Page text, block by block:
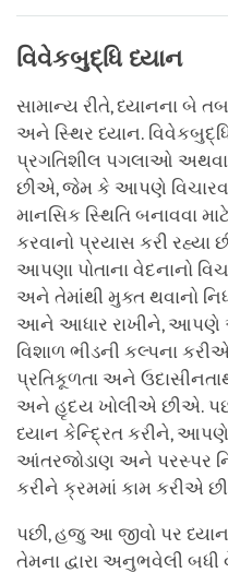
વિવેકબુદ્ધિ ધ્યાન
સામાન્ય રીતે, ધ્યાનના બે
અને સ્થિર ધ્યાન.
પ્રગતિશીલ પગલાઓ અથવા
છીએ, જેમ કે આપણે
માનસિક સ્થિતિ બનાવવા
કરવાનો પ્રયાસ કરી
આપણા પોતાના વેદનાનો
અને તેમાંથી મુક્ત થવાનો
આને આધાર રાખીને, આપણે
વિશાળ ભીડની કલ્પના
પ્રતિકૂળતા અને
અને હૃદય ખોલીએ છીએ.
ધ્યાન કેન્દ્રિત કરીને,
આંતરજોડાણ અને પરસ્પર
કરીને ક્રમમાં કામ કરીએ
પછી, હજુ આ જીવો પર
તેમના દ્વારા અનુભવેલી